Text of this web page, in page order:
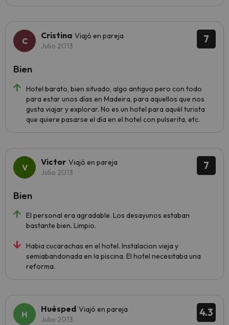
7
Cristina Viajó en pareja
Julio 2013
Hotel barato, bien situado, algo antiguo pero con todo
para estar unos días en Madeira, para aquellos que nos
gusta viajar y explorar. No es un hotel para aquél turista
que quiere pasarse el día en el hotel con pulserita, etc.
Bien
7
Victor Viajó en pareja
Julio 2013
El personal era agradable. Los desayunos estaban
bastante bien. Limpio.
Habia cucarachas en el hotel. Instalacion vieja y
semiabandonada en la piscina. El hotel necesitaba una
reforma.
Bien
4.3
Huésped Viajó en pareja
Julio 2013